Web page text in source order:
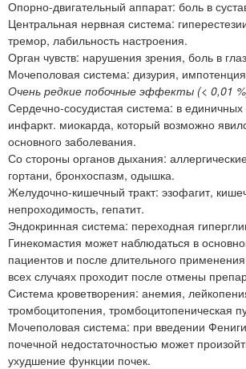
Опорно-двигательный аппарат: боль в
Центральная нервная система:
тремор, лабильность настроения.
Орган чувств: нарушения зрения, боль в
Мочеполовая система: дизурия,
Очень редкие побочные эффекты (< 0,01
Сердечно-сосудистая система: в единичных
инфаркт. миокарда, который возможно
основного заболевания.
Со стороны органов дыхания:
гортани, бронхоспазм, одышка.
Желудочно-кишечный тракт: эзофагит,
непроходимость, гепатит.
Эндокринная система: переходная
Гинекомастия может наблюдаться в
пациентов и после длительного
всех случаях проходит после отмены
Система кроветворения: анемия,
тромбоцитопения, тромбоцитопеническая
Мочеполовая система: при введении
почечной недостаточностью может
ухудшение функции почек.